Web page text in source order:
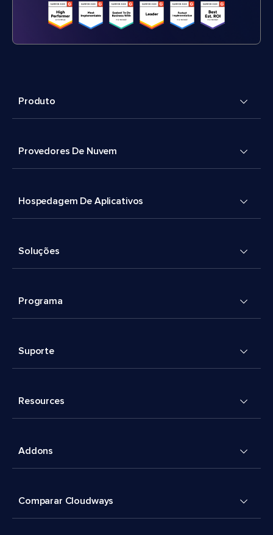
Produto
Provedores De Nuvem
Hospedagem De Aplicativos
Soluções
Programa
Suporte
Resources
Addons
Comparar Cloudways